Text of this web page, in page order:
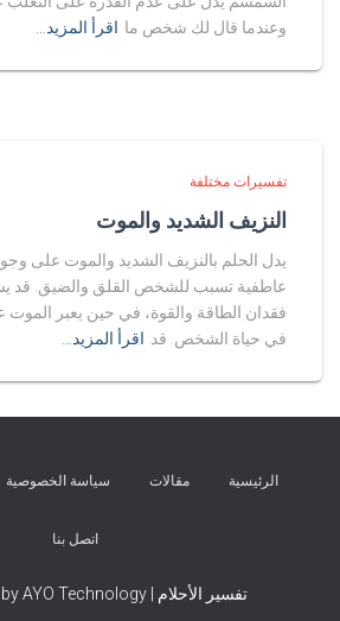
وعندما قال لك شخص ما اقرأ المزيد…
تفسيرات مختلفة
النزيف الشديد والموت
يدل الحلم بالنزيف الشديد والموت على
عاطفية تسبب للشخص القلق والضيق. قد
فقدان الطاقة والقوة، في حين يعبر الموت
في حياة الشخص. قد اقرأ المزيد…
الرئيسية مقالات سياسة الخصوصية
اتصل بنا
تفسير الأحلام | Made with ❤️ by AYO Technology